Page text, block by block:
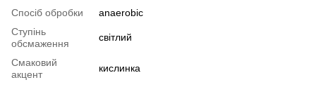
Спосіб обробки
anaerobic
Ступінь
обсмаження
cвітлий
Смаковий
акцент
кислинка